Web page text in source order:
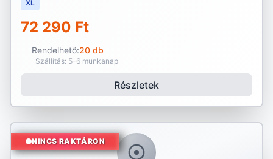
XL
72 290 Ft
Rendelhető:20 db
Szállítás: 5-6 munkanap
Részletek
NINCS RAKTÁRON